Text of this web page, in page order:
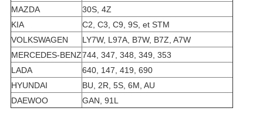
MAZDA
30S, 4Z
KIA
C2, C3, C9, 9S, et STM
VOLKSWAGEN
LY7W, L97A, B7W, B7Z, A7W
MERCEDES-BENZ744, 347, 348, 349, 353
LADA
640, 147, 419, 690
HYUNDAI
BU, 2R, 5S, 6M, AU
DAEWOO
GAN, 91L